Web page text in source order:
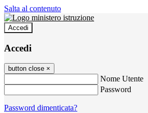
Salta al contenuto
Accedi
Accedi
button close ×
Nome Utente
Password
Password dimenticata?